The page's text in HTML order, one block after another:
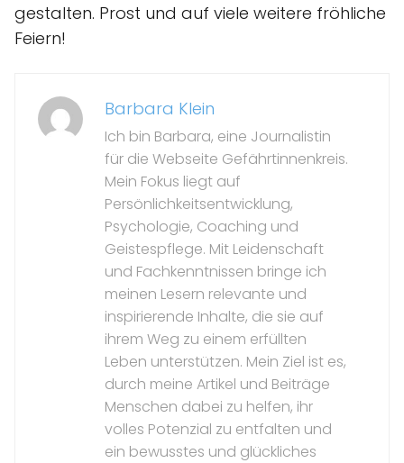
gestalten. Prost und auf viele weitere fröhliche
Feiern!
Barbara Klein
Ich bin Barbara, eine Journalistin
für die Webseite Gefährtinnenkreis.
Mein Fokus liegt auf
Persönlichkeitsentwicklung,
Psychologie, Coaching und
Geistespflege. Mit Leidenschaft
und Fachkenntnissen bringe ich
meinen Lesern relevante und
inspirierende Inhalte, die sie auf
ihrem Weg zu einem erfüllten
Leben unterstützen. Mein Ziel ist es,
durch meine Artikel und Beiträge
Menschen dabei zu helfen, ihr
volles Potenzial zu entfalten und
ein bewusstes und glückliches